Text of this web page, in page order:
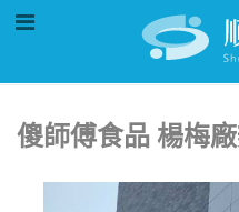
傻師傅食品 楊梅